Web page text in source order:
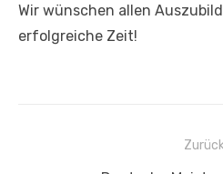
Wir wünschen allen
erfolgreiche Zeit!
Beitragsnavigation